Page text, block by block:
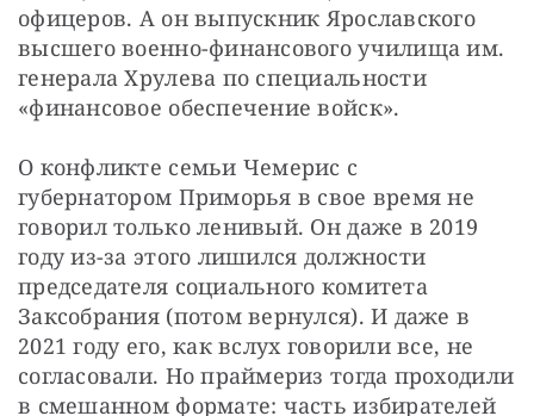
офицеров. А он выпускник Ярославского
высшего военно-финансового училища им.
генерала Хрулева по специальности
«финансовое обеспечение войск».
О конфликте семьи Чемерис с
губернатором Приморья в свое время не
говорил только ленивый. Он даже в 2019
году из-за этого лишился должности
председателя социального комитета
Заксобрания (потом вернулся). И даже в
2021 году его, как вслух говорили все, не
согласовали. Но праймериз тогда проходили
в смешанном формате: часть избирателей